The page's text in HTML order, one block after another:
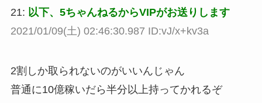
21: 以下、5ちゃんねるからVIPがお送りします
2021/01/09(土) 02:46:30.987 ID:vJ/x+kv3a
2割しか取られないのがいいんじゃん
普通に10億稼いだら半分以上持ってかれるぞ